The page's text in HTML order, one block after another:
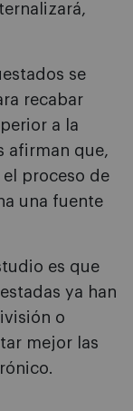
se
recabar
a la
afirman que,
proceso de
una fuente
es que
ya han
o
mejor las